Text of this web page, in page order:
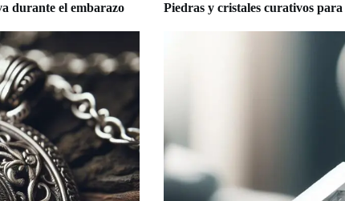
durante el embarazo Piedras y cristales curativos